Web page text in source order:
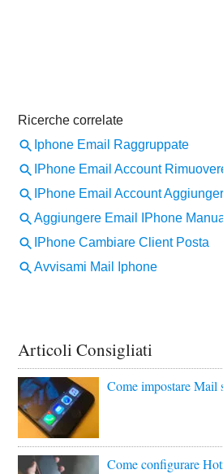
Articoli Consigliati
Come impostare Mail
Come configurare